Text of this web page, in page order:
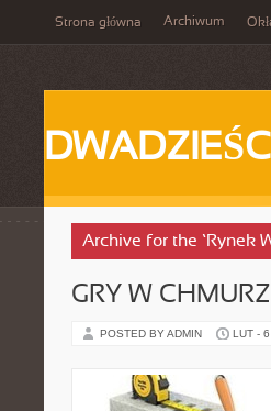
Strona główna Archiwum
Archive for the ‘Rynek
GRY W
POSTED BY ADMIN LUT -